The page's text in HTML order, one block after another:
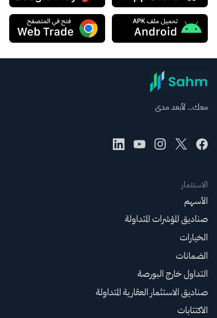
معك.. لأبعد مدى
الاستثمار
الأسهم
صناديق المؤشرات المتداولة
الخيارات
الضمانات
التداول خارج البورصة
صناديق الاستثمار العقارية المتداولة
الاكتتابات